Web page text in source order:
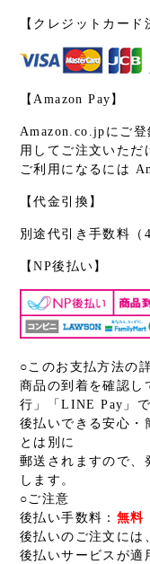
【クレジットカード
【Amazon Pay】
Amazon.co.jpにご登
用してご注文いただ
ご利用になるには
【代金引換】
別途代引き手数料（
【NP後払い】
○このお支払方法の
商品の到着を確認し
行」「LINE Pay」で
後払いできる安心・
とは別に
郵送されますので、
します。
○ご注意
後払い手数料： 無料
後払いのご注文には
後払いサービスが適